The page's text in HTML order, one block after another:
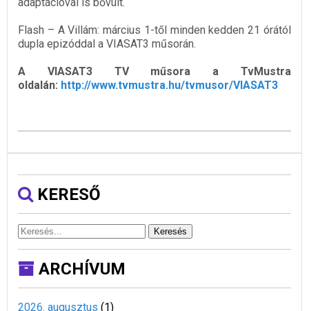
Flash – A Villám: március 1-től minden kedden 21 órától
dupla epizóddal a VIASAT3 műsorán.
A VIASAT3 TV műsora a TvMustra
oldalán: http://www.tvmustra.hu/tvmusor/VIASAT3
KERESŐ
Keresés
ARCHÍVUM
2026. augusztus (1)